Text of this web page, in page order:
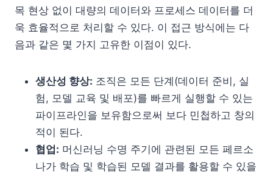
목 현상 없이 대량의 데이터와 프로세스 데이터를 더
욱 효율적으로 처리할 수 있다. 이 접근 방식에는 다
음과 같은 몇 가지 고유한 이점이 있다.
생산성 향상: 조직은 모든 단계(데이터 준비, 실
험, 모델 교육 및 배포)를 빠르게 실행할 수 있는
파이프라인을 보유함으로써 보다 민첩하고 창의
적이 된다.
협업: 머신러닝 수명 주기에 관련된 모든 페르소
나가 학습 및 학습된 모델 결과를 활용할 수 있을